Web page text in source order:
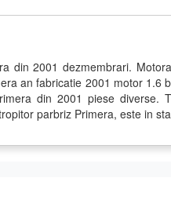
din 2001 dezmembrari.
an fabricatie 2001 motor 1.6
din 2001 piese diverse.
parbriz Primera, este in